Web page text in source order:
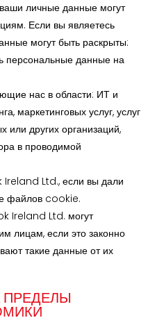
личные данные могут
Если вы являетесь
могут быть раскрыты:
персональные данные на
нас в области: ИТ и
маркетинговых услуг, услуг
или других организаций,
в проводимой
Ltd., если вы дали
файлов cookie.
Ireland Ltd. могут
лицам, если это законно
такие данные от их
ПРЕДЕЛЫ